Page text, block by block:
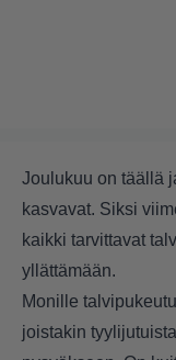
Joulukuu on täällä
kasvavat. Siksi
kaikki tarvittavat
yllättämään.
Monille
joistakin